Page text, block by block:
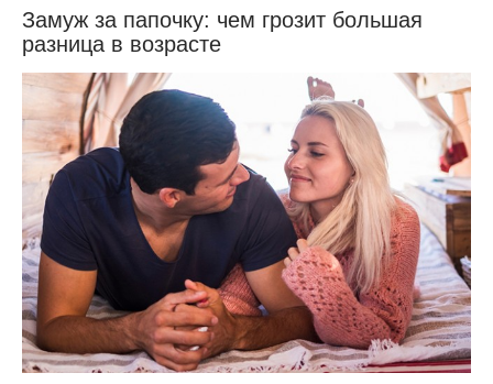
Замуж за папочку: чем грозит большая
разница в возрасте